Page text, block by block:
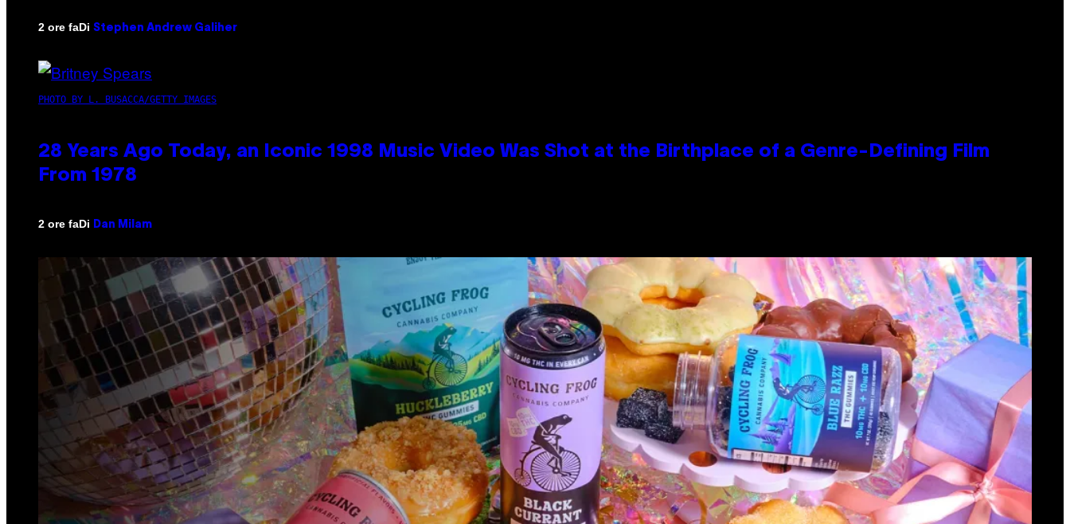
2 ore faDi Stephen Andrew Galiher
PHOTO BY L. BUSACCA/GETTY IMAGES
28 Years Ago Today, an Iconic 1998 Music Video Was Shot at the Birthplace of a Genre-Defining Film
From 1978
2 ore faDi Dan Milam